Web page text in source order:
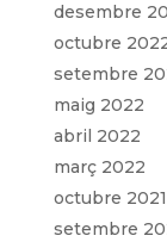
desembre
octubre
setembre
maig 2022
abril 2022
març 2022
octubre 2021
setembre